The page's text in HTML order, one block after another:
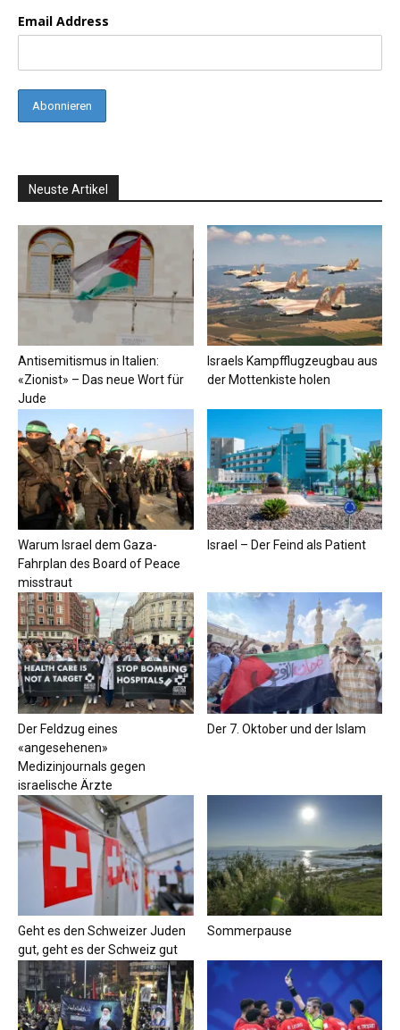
Email Address
Neuste Artikel
Antisemitismus in Italien:
«Zionist» – Das neue Wort für
Jude
Israels Kampfflugzeugbau aus
der Mottenkiste holen
Warum Israel dem Gaza-
Fahrplan des Board of Peace
misstraut
Israel – Der Feind als Patient
Der Feldzug eines
«angesehenen»
Medizinjournals gegen
israelische Ärzte
Der 7. Oktober und der Islam
Geht es den Schweizer Juden
gut, geht es der Schweiz gut
Sommerpause